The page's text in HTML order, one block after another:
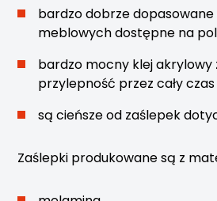
bardzo dobrze dopasowane
meblowych dostępne na
bardzo mocny klej akrylowy
przylepność przez cały
są cieńsze od zaślepek
Zaślepki produkowane są z